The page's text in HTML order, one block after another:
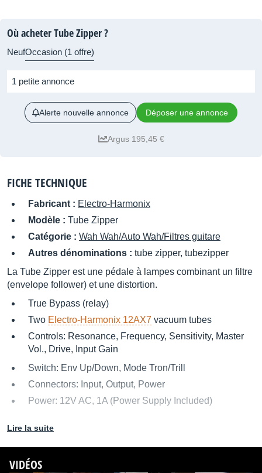
Où acheter Tube Zipper ?
NeufOccasion (1 offre)
1 petite annonce
Alerte nouvelle annonce Déposer une annonce
Argus 195,45 €
FICHE TECHNIQUE
Fabricant : Electro-Harmonix
Modèle : Tube Zipper
Catégorie : Wah Wah/Auto Wah/Filtres guitare
Autres dénominations : tube zipper, tubezipper
La Tube Zipper est une pédale à lampes combinant un filtre
(envelope follower) et une distortion.
True Bypass (relay)
Two Electro-Harmonix 12AX7 vacuum tubes
Controls: Resonance, Frequency, Sensitivity, Master
Vol., Drive, Input Gain
Switch: Env Up/Down, Mode Tron/Trill
Connectors: Input, Output, Power
Power: 12V AC, 1A (Power Supply Included)
mode d'emploi
Lire la suite
VIDÉOS